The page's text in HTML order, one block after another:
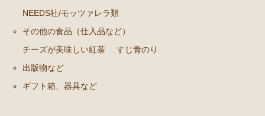
販売期間外の商品(共働学舎製品)
仲間たちのチーズ
NEEDS社/モッツァレラ類
その他の食品（仕入品など）
チーズが美味しい紅茶
すじ青のり
出版物など
ギフト箱、器具など